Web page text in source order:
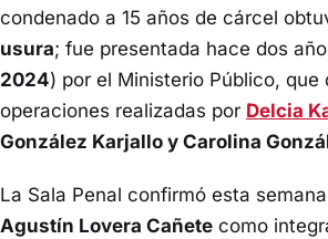
condenado a 15 años de cárcel
usura; fue presentada hace dos
2024) por el Ministerio Público, que
operaciones realizadas por Delcia
González Karjallo y Carolina
La Sala Penal confirmó esta
Agustín Lovera Cañete como